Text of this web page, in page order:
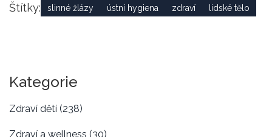
Štítky: slinné žlázy ústní hygiena zdraví lidské tělo
Kategorie
Zdraví dětí (238)
Zdraví a wellness (30)